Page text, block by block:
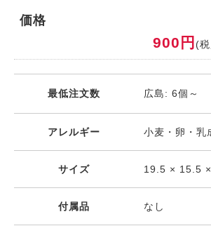
価格
900円 (
最低注文数 広島: 6個～
アレルギー 小麦・卵・乳
サイズ 19.5 × 15.5
付属品 なし